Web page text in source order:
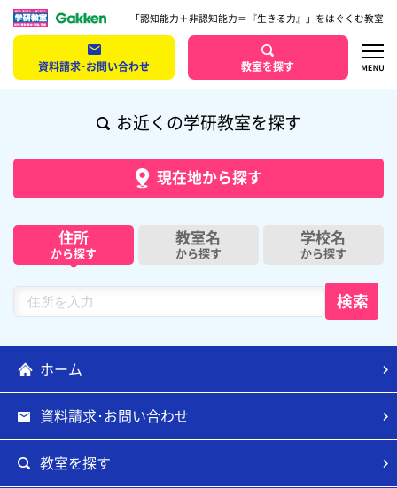
「認知能力＋非認知能力＝『生きる力』」をはぐくむ教室
資料請求･お問い合わせ 教室を探す
お近くの学研教室を探す
現在地から探す
住所
から探す
教室名
から探す
学校名
から探す
ホーム
資料請求･お問い合わせ
教室を探す